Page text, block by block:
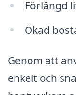
Förlängd
Ökad
Genom att
enkelt och